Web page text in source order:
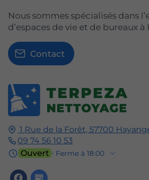
1 Rue de la Forêt, 57700
09 74 56 10 53
Ouvert ⋅ Ferme à 18:00
Nous sommes spécialisés dans
d’espaces de vie et de bureaux à
Contact